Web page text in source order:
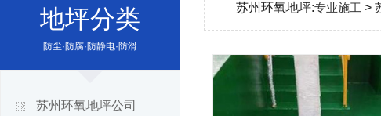
地坪分类
防尘·防腐·防静电·防滑
苏州环氧地坪公司
苏州环氧地坪:专业施工 >